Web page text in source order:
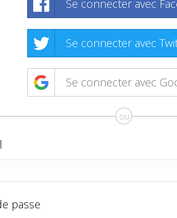
Se connecter avec
Se connecter avec
Se connecter avec
ou
passe